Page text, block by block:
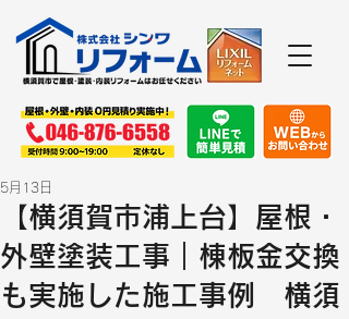
【横須賀市浦上台】屋根・
外壁塗装工事｜棟板金交換
も実施した施工事例 横須
5月13日